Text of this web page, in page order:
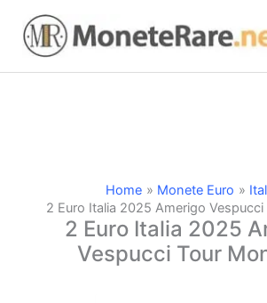
contenuto
Home Monete Euro
2 Euro Italia 2025 Amerigo
2 Euro Italia 2025
Vespucci Tour